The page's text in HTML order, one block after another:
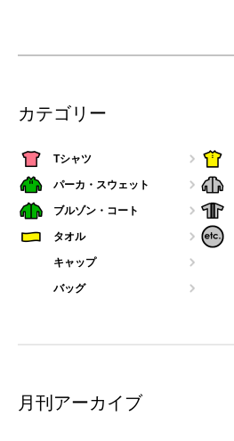
カテゴリー
Tシャツ
パーカ・スウェット
ブルゾン・コート
タオル
キャップ
バッグ
月刊アーカイブ